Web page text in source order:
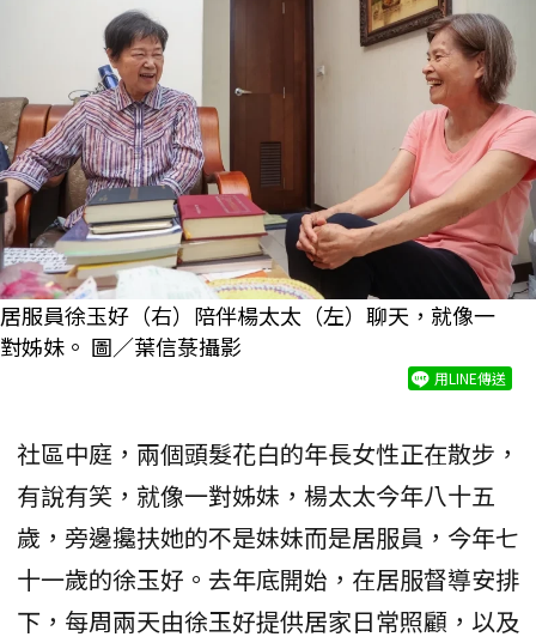
居服員徐玉好（右）陪伴楊太太（左）聊天，就像一
對姊妹。 圖／葉信菉攝影
用LINE傳送
社區中庭，兩個頭髮花白的年長女性正在散步，
有說有笑，就像一對姊妹，楊太太今年八十五
歲，旁邊攙扶她的不是妹妹而是居服員，今年七
十一歲的徐玉好。去年底開始，在居服督導安排
下，每周兩天由徐玉好提供居家日常照顧，以及